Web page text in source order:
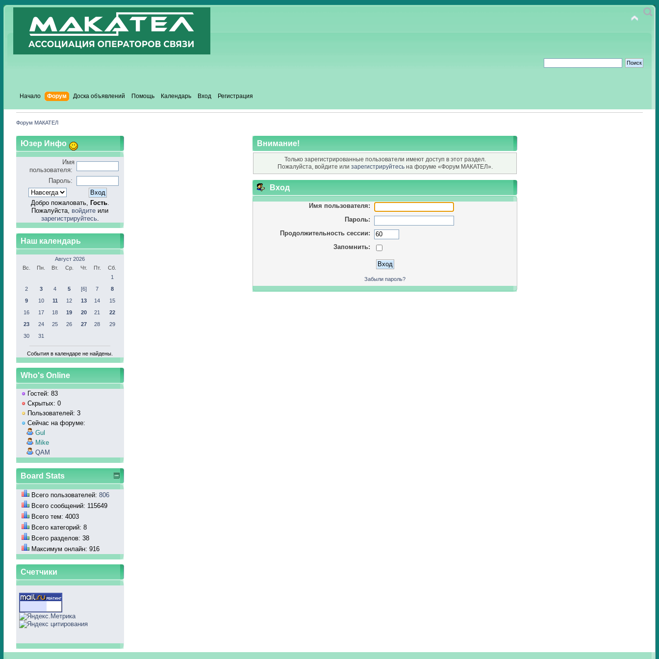
Начало Форум Доска объявлений Помощь Календарь Вход Регистрация
Форум МАКАТЕЛ
Юзер Инфо
Имя
пользователя:
Пароль:
Добро пожаловать, Гость.
Пожалуйста, войдите или
зарегистрируйтесь.
Наш календарь
Август 2026
Вс.
Пн. Вт. Ср. Чт. Пт.
Сб.
1
2
3 4 5 [6] 7
8
9
10 11 12 13 14
15
16
17 18 19 20 21
22
23
24 25 26 27 28
29
30
31
События в календаре не найдены.
Who's Online
Гостей: 83
Скрытых: 0
Пользователей: 3
Сейчас на форуме:
Gul
Mike
QAM
Board Stats
Всего пользователей:806
Всего сообщений: 115649
Всего тем: 4003
Всего категорий: 8
Всего разделов: 38
Максимум онлайн: 916
Счетчики
Внимание!
Только зарегистрированные пользователи имеют доступ в этот раздел.
Пожалуйста, войдите или зарегистрируйтесьна форуме «Форум МАКАТЕЛ».
Вход
Имя пользователя:
Пароль:
Продолжительность сессии:
Запомнить:
Забыли пароль?